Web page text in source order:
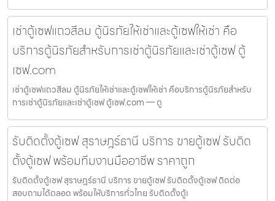
เช่าตู้เซฟแถวสีลม ตู้นิรภัยให้เช่าและตู้เซฟให้เช่า คือ
บริการตู้นิรภัยสำหรับการเช่าตู้นิรภัยและเช่าตู้เซฟ ตู้
เซฟ.com
เช่าตู้เซฟแถวสีลม ตู้นิรภัยให้เช่าและตู้เซฟให้เช่า คือบริการตู้นิรภัยสำหรับ
การเช่าตู้นิรภัยและเช่าตู้เซฟ ตู้เซฟ.com — ตู
รับติดตั้งตู้เซฟ สุราษฎร์ธานี บริการ ขายตู้เซฟ รับติด
ตั้งตู้เซฟ พร้อมทีมงานมืออาชีพ ราคาถูก
รับติดตั้งตู้เซฟ สุราษฎร์ธานี บริการ ขายตู้เซฟ รับติดตั้งตู้เซฟ ติดต่อ
สอบถามได้ตลอด พร้อมให้บริการทั่วไทย รับติดตั้งตู้เ